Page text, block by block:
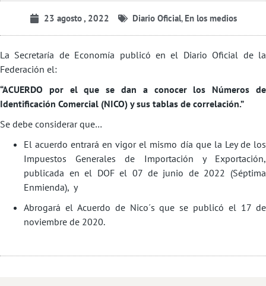
23 agosto , 2022 Diario Oficial, En los medios
La Secretaría de Economía publicó en el Diario Oficial de la
Federación el:
“ACUERDO por el que se dan a conocer los Números de
Identificación Comercial (NICO) y sus tablas de correlación.”
Se debe considerar que…
El acuerdo entrará en vigor el mismo día que la Ley de los
Impuestos Generales de Importación y Exportación,
publicada en el DOF el 07 de junio de 2022 (Séptima
Enmienda), y
Abrogará el Acuerdo de Nico´s que se publicó el 17 de
noviembre de 2020.